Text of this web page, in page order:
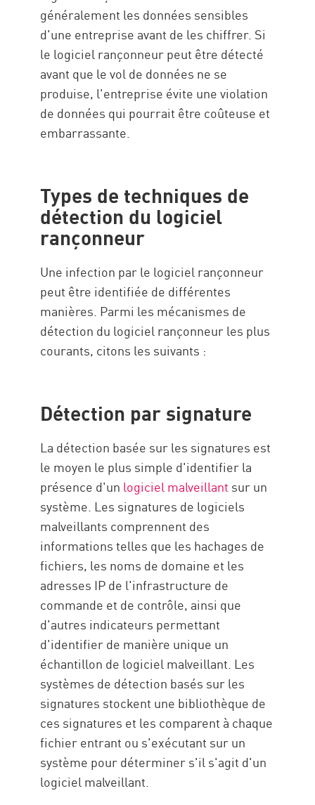
généralement les données sensibles
d'une entreprise avant de les chiffrer. Si
le logiciel rançonneur peut être détecté
avant que le vol de données ne se
produise, l'entreprise évite une violation
de données qui pourrait être coûteuse et
embarrassante.
Types de techniques de
détection du logiciel
rançonneur
Une infection par le logiciel rançonneur
peut être identifiée de différentes
manières. Parmi les mécanismes de
détection du logiciel rançonneur les plus
courants, citons les suivants :
Détection par signature
La détection basée sur les signatures est
le moyen le plus simple d'identifier la
présence d'un logiciel malveillant sur un
système. Les signatures de logiciels
malveillants comprennent des
informations telles que les hachages de
fichiers, les noms de domaine et les
adresses IP de l'infrastructure de
commande et de contrôle, ainsi que
d'autres indicateurs permettant
d'identifier de manière unique un
échantillon de logiciel malveillant. Les
systèmes de détection basés sur les
signatures stockent une bibliothèque de
ces signatures et les comparent à chaque
fichier entrant ou s'exécutant sur un
système pour déterminer s'il s'agit d'un
logiciel malveillant.